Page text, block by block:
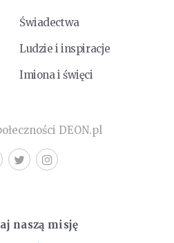
Świadectwa
Ludzie i inspiracje
Imiona i święci
DEON.pl
naszą misję